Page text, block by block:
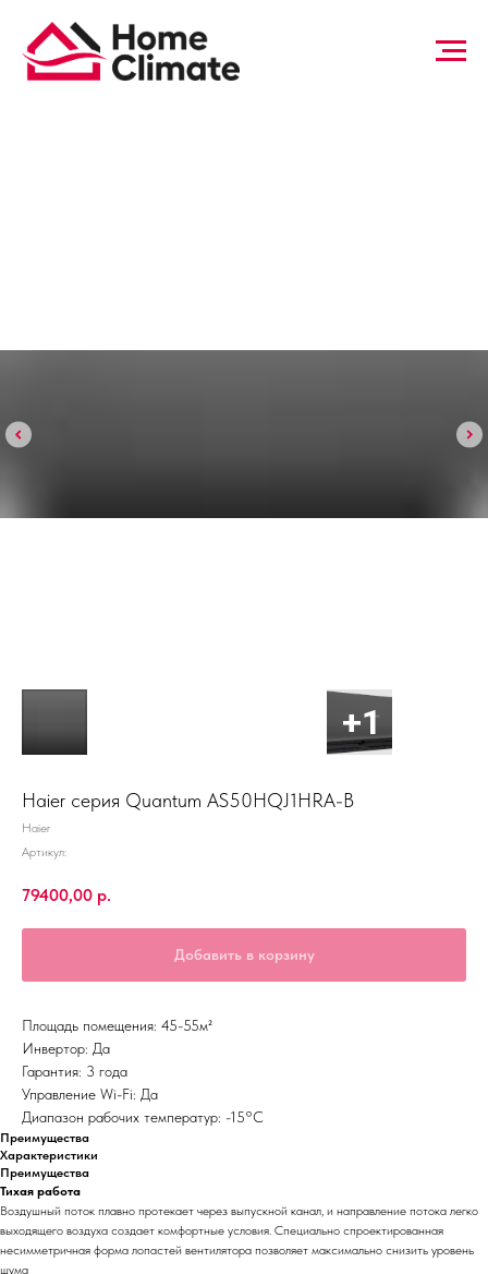
Haier серия Quantum AS50HQJ1HRA-B
Haier
Артикул:
79400,00 р.
Добавить в корзину
Площадь помещения: 45-55м²
Инвертор: Да
Гарантия: 3 года
Управление Wi-Fi: Да
Диапазон рабочих температур: -15°С
Преимущества
Характеристики
Преимущества
Тихая работа
Воздушный поток плавно протекает через выпускной канал, и направление потока легко
выходящего воздуха создает комфортные условия. Специально спроектированная
несимметричная форма лопастей вентилятора позволяет максимально снизить уровень
шума